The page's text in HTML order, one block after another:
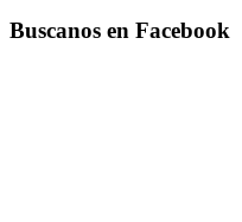
Buscanos en Facebook